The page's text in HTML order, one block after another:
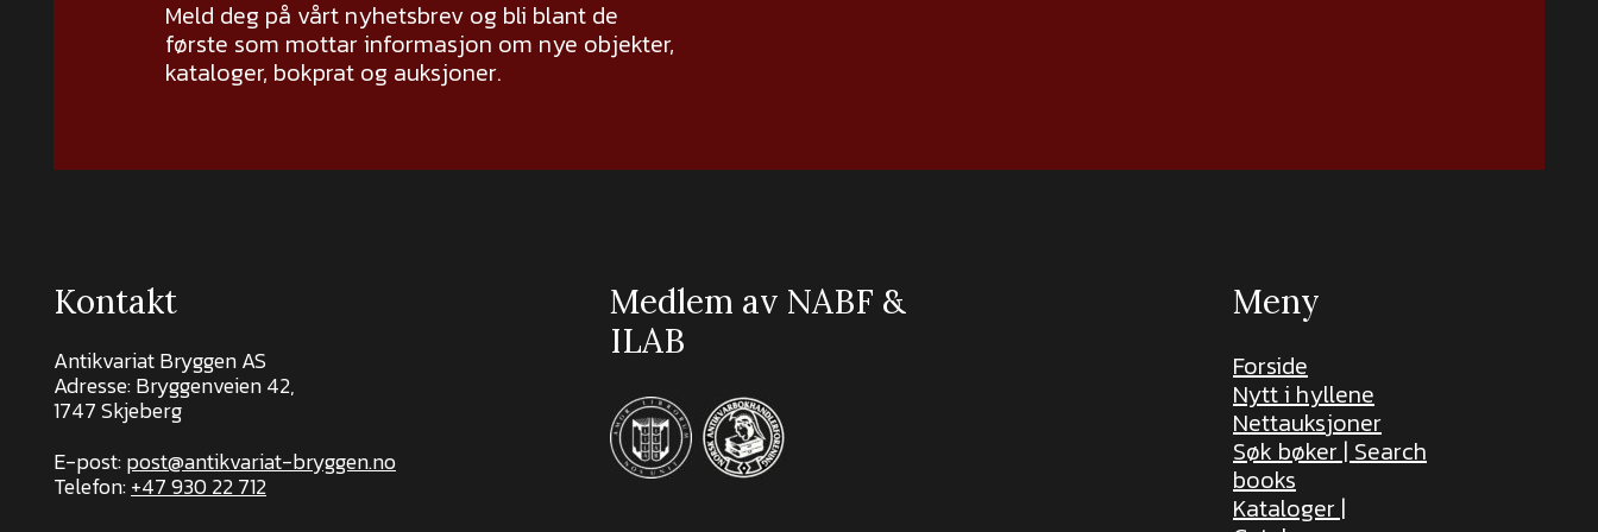
Meld deg på vårt nyhetsbrev og bli blant de
første som mottar informasjon om nye objekter,
kataloger, bokprat og auksjoner.
Kontakt
Antikvariat Bryggen AS
Adresse: Bryggenveien 42,
1747 Skjeberg
E-post:post@antikvariat-bryggen.no
Telefon:+47 930 22 712
Medlem av NABF &
ILAB
Meny
Forside
Nytt i hyllene
Nettauksjoner
Søk bøker | Search
books
Kataloger |